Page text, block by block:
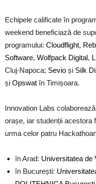
Echipele calificate în
weekend beneficiază de
programului: Cloudflight,
Software, Wolfpack Digital,
Cluj-Napoca; Sevio și Silk
și Opswat în Timișoara.
Innovation Labs
orașe, iar studenții acestora
urma celor patru
în Arad: Universitatea de
în București: